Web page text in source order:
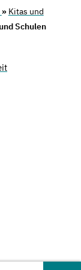
» Kitas und
Schulen